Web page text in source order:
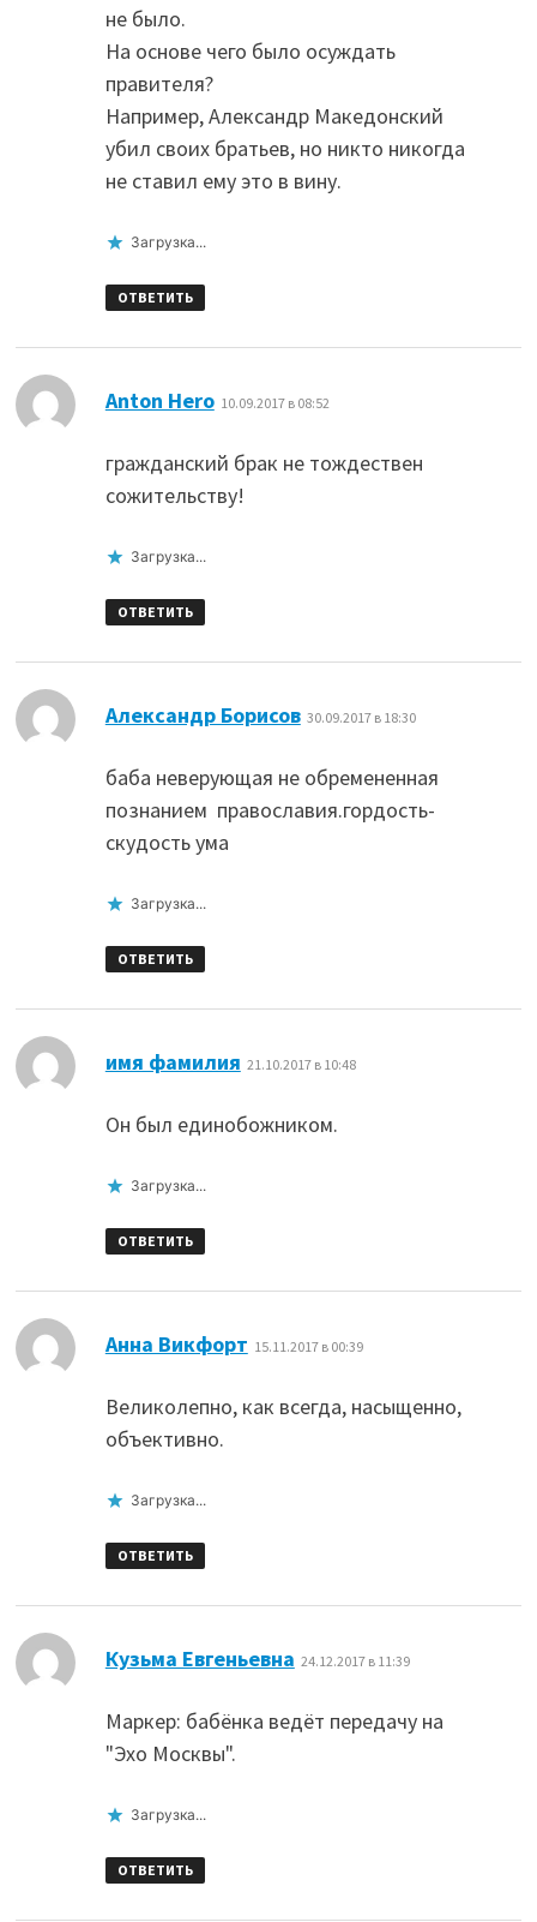
не было.
На основе чего было осуждать
правителя?
Например, Александр Македонский
убил своих братьев, но никто никогда
не ставил ему это в вину.
Загрузка...
ОТВЕТИТЬ
Anton Hero: 10.09.2017 в 08:52
гражданский брак не тождествен
сожительству!
Загрузка...
ОТВЕТИТЬ
Александр Борисов: 30.09.2017 в 18:30
баба неверующая не обремененная
познанием православия.гордость-
скудость ума
Загрузка...
ОТВЕТИТЬ
имя фамилия 21.10.2017 в 10:48
Он был единобожником.
Загрузка...
ОТВЕТИТЬ
Анна Викфорт 15.11.2017 в 00:39
Великолепно, как всегда, насыщенно,
объективно.
Загрузка...
ОТВЕТИТЬ
Кузьма Евгеньевна 24.12.2017 в 11:39
Маркер: бабёнка ведёт передачу на
"Эхо Москвы".
Загрузка...
ОТВЕТИТЬ